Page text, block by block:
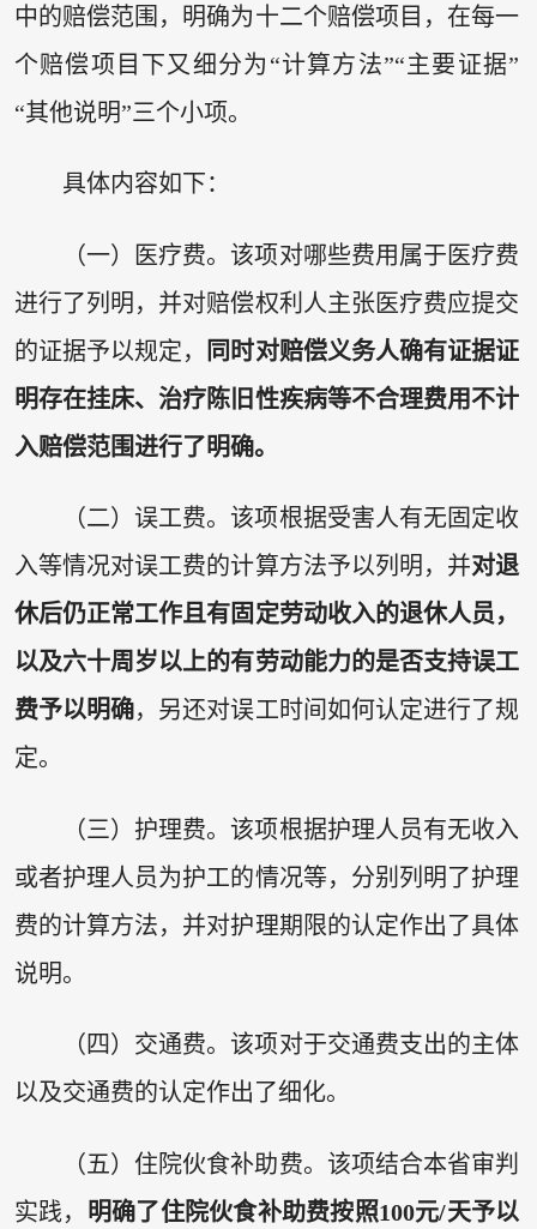
中的赔偿范围，明确为十二个赔偿项目，在每一
个赔偿项目下又细分为“计算方法”“主要证据”
“其他说明”三个小项。
具体内容如下：
（一）医疗费。该项对哪些费用属于医疗费
进行了列明，并对赔偿权利人主张医疗费应提交
的证据予以规定，
同时对赔偿义务人确有证据证
明存在挂床、治疗陈旧性疾病等不合理费用不计
入赔偿范围进行了明确。
（二）误工费。该项根据受害人有无固定收
入等情况对误工费的计算方法予以列明，并对退
休后仍正常工作且有固定劳动收入的退休人员，
以及六十周岁以上的有劳动能力的是否支持误工
费予以明确，另还对误工时间如何认定进行了规
定。
（三）护理费。该项根据护理人员有无收入
或者护理人员为护工的情况等，分别列明了护理
费的计算方法，并对护理期限的认定作出了具体
说明。
（四）交通费。该项对于交通费支出的主体
以及交通费的认定作出了细化。
（五）住院伙食补助费。该项结合本省审判
实践， 明确了住院伙食补助费按照100元/天予以